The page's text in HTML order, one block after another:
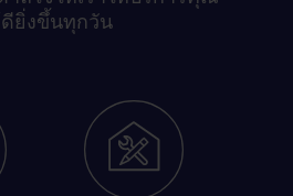
ยิ่งขึ้นทุกวัน